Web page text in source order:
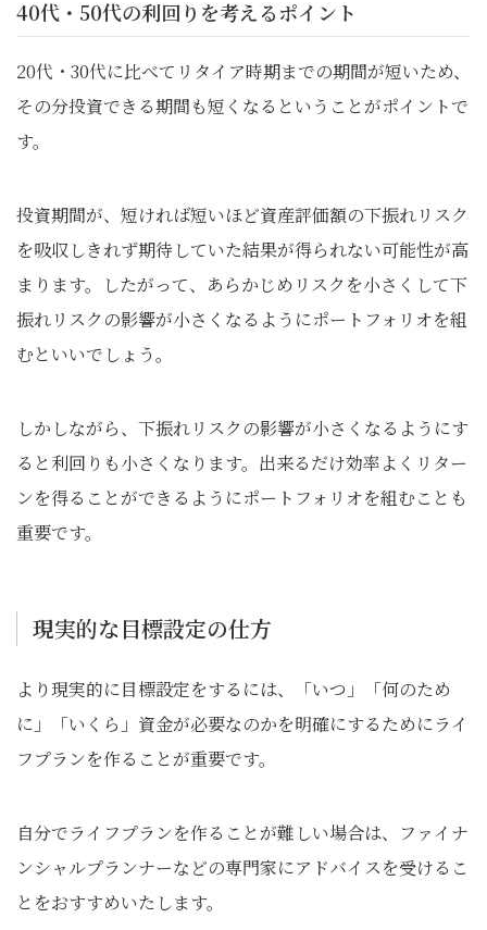
40代・50代の利回りを考えるポイント
20代・30代に比べてリタイア時期までの期間が短いため、
その分投資できる期間も短くなるということがポイントで
す。
投資期間が、短ければ短いほど資産評価額の下振れリスク
を吸収しきれず期待していた結果が得られない可能性が高
まります。したがって、あらかじめリスクを小さくして下
振れリスクの影響が小さくなるようにポートフォリオを組
むといいでしょう。
しかしながら、下振れリスクの影響が小さくなるようにす
ると利回りも小さくなります。出来るだけ効率よくリター
ンを得ることができるようにポートフォリオを組むことも
重要です。
現実的な目標設定の仕方
より現実的に目標設定をするには、「いつ」「何のため
に」「いくら」資金が必要なのかを明確にするためにライ
フプランを作ることが重要です。
自分でライフプランを作ることが難しい場合は、ファイナ
ンシャルプランナーなどの専門家にアドバイスを受けるこ
とをおすすめいたします。